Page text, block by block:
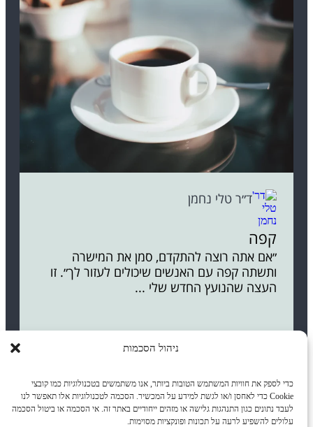
ניהול הסכמות
כדי לספק את חוויות המשתמש הטובות ביותר, אנו משתמשים בטכנולוגיות כמו קובצי
Cookie כדי לאחסן ו/או לגשת למידע על המכשיר. הסכמה לטכנולוגיות אלו תאפשר לנו
לעבד נתונים כגון התנהגות גלישה או מזהים ייחודיים באתר זה. אי הסכמה או ביטול הסכמה
עלולים להשפיע לרעה על תכונות ופונקציות מסוימות.
ד״ר טלי נחמן
קפה
״אם אתה רוצה להתקדם, סמן את המישרה
ותשתה קפה עם האנשים שיכולים לעזור לך״. זו
העצה שהנועץ החדש שלי ...